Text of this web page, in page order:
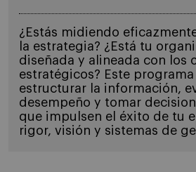
¿Estás midiendo
la estrategia? ¿Está tu
diseñada y alineada con los
estratégicos? Este
estructurar la información,
desempeño y tomar
que impulsen el éxito de tu
rigor, visión y sistemas de